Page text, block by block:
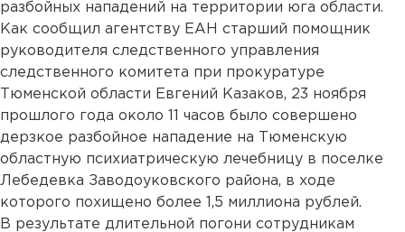
разбойных нападений на территории юга области.
Как сообщил агентству ЕАН старший помощник
руководителя следственного управления
следственного комитета при прокуратуре
Тюменской области Евгений Казаков, 23 ноября
прошлого года около 11 часов было совершено
дерзкое разбойное нападение на Тюменскую
областную психиатрическую лечебницу в поселке
Лебедевка Заводоуковского района, в ходе
которого похищено более 1,5 миллиона рублей.
В результате длительной погони сотрудникам